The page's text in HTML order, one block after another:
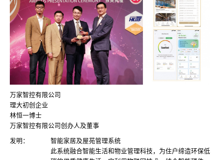
万家智控有限公司
理大初创企业
林恒一博士
万家智控有限公司创办人及董事
发明：
智能家居及屋苑管理系统
此系统融合智能生活和物业管理科技，为住户缔造环保低